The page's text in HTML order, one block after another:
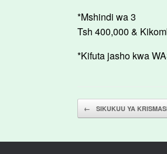
*Mshindi wa 3
Tsh 400,000 &
*Kifuta jasho kwa
Post navigation
← SIKUKUU YA